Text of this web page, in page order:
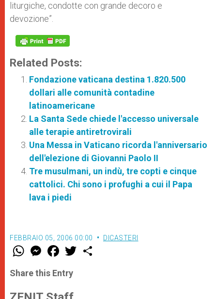
liturgiche, condotte con grande decoro e
devozione”.
Related Posts:
Fondazione vaticana destina 1.820.500
dollari alle comunità contadine
latinoamericane
La Santa Sede chiede l'accesso universale
alle terapie antiretrovirali
Una Messa in Vaticano ricorda l'anniversario
dell'elezione di Giovanni Paolo II
Tre musulmani, un indù, tre copti e cinque
cattolici. Chi sono i profughi a cui il Papa
lava i piedi
FEBBRAIO 05, 2006 00:00 DICASTERI
W
t
s
p
M
e
s
e
g
F
a
e
b
o
w
Share this Entry